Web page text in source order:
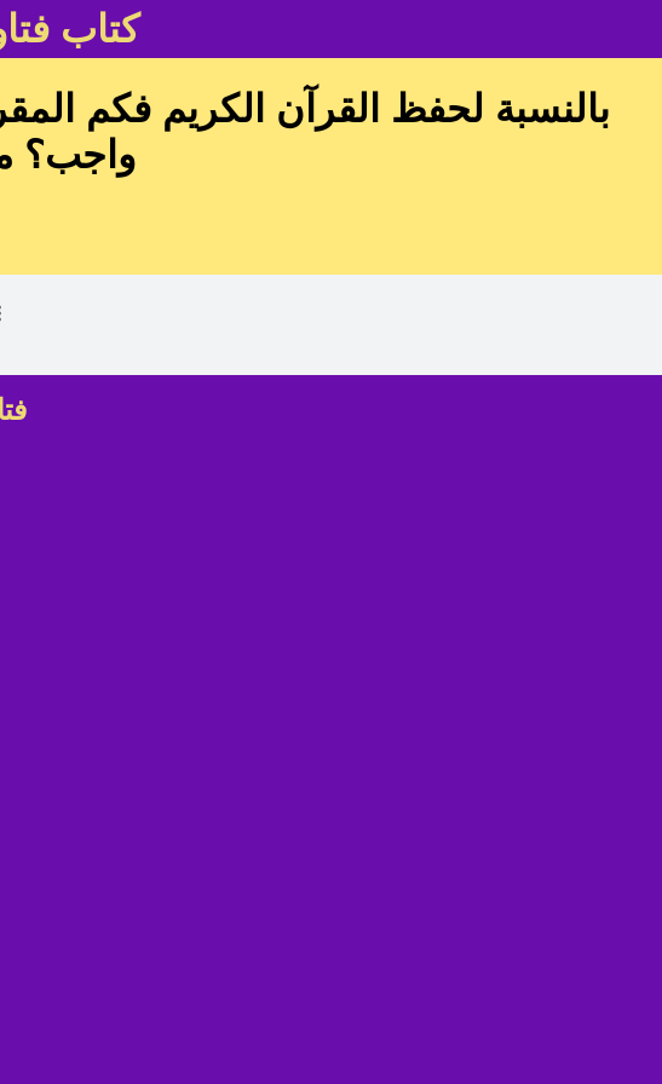
كتاب
بالنسبة لحفظ القرآن الكريم فكم
واجب؟